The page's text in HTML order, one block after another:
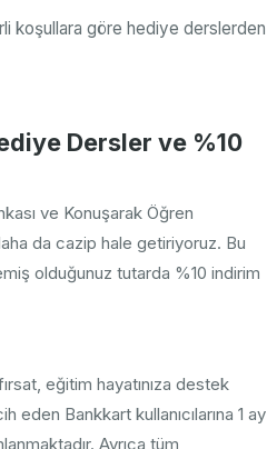
koşullara göre hediye derslerden
Dersler ve %10
ve Konuşarak Öğren
da cazip hale getiriyoruz. Bu
olduğunuz tutarda %10 indirim
eğitim hayatınıza destek
eden Bankkart kullanıcılarına 1 ay
Ayrıca tüm